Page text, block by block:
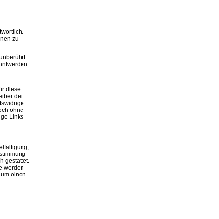
zu
diese
der
ohne
Links
gestattet.
werden
einen